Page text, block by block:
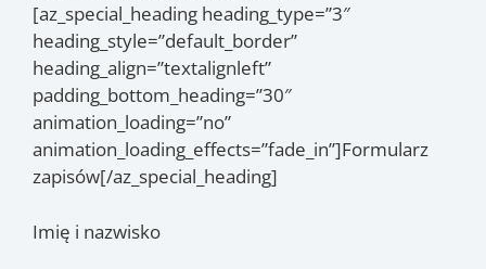
[az_special_heading heading_type=”3″
heading_style=”default_border”
heading_align=”textalignleft”
padding_bottom_heading=”30″
animation_loading=”no”
animation_loading_effects=”fade_in”]Formularz
zapisów[/az_special_heading]
Imię i nazwisko